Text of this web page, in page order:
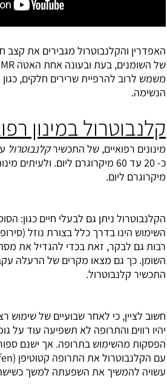
האפדרין והקלנבוטרול מגבירים את קצב
משמש לרוב להרפיית שרירים חלקים,
הנשימה.
קלנבוטרול במינון
מינונים רפואיים, של התכשירקלנבוטרול
מיקרוגרם ליום.
הקלנבוטרול ניתן גם לבעלי חיים כגון:
השימוש הינו בדרך כלל בצורת נוזל
רבות גם לבקר, זאת בכדי להגדיל את
השומן. כך גם מצאו מקרים של הרעלה
התכשיר קלנבוטרול.
חשוב לציין, כי לאחר שבועיים של שימוש
יהיו רווים והתרופה לא תשפיעה עוד על
הפסקות מהשימוש בתרופה. אך ישנם
עשויה להמשיך את השפעתה למשך